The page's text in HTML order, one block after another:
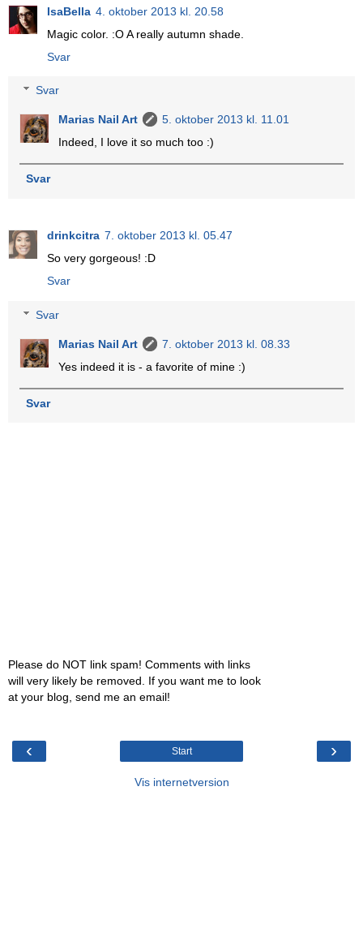
IsaBella 4. oktober 2013 kl. 20.58
Magic color. :O A really autumn shade.
Svar
Svar
Marias Nail Art
5. oktober 2013 kl. 11.01
Indeed, I love it so much too :)
Svar
drinkcitra 7. oktober 2013 kl. 05.47
So very gorgeous! :D
Svar
Svar
Marias Nail Art
7. oktober 2013 kl. 08.33
Yes indeed it is - a favorite of mine :)
Svar
Please do NOT link spam! Comments with links
will very likely be removed. If you want me to look
at your blog, send me an email!
‹ ›
Start
Vis internetversion